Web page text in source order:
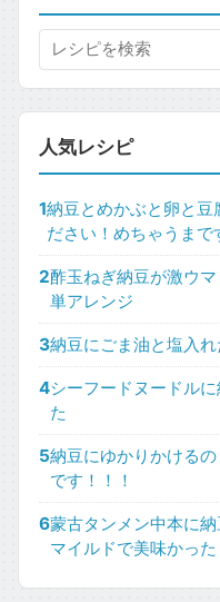
人気レシピ
1納豆とめかぶと卵と豆
ださい！めちゃうまで
2酢玉ねぎ納豆が激ウ
単アレンジ
3納豆にごま油と塩入
4シーフードヌードル
た
5納豆にゆかりかける
です！！！
6蒙古タンメン中本に
マイルドで美味かった